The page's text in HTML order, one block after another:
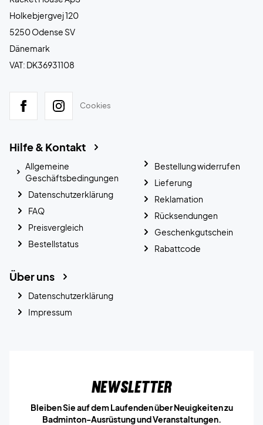
Holkebjergvej 120
5250 Odense SV
Dänemark
VAT: DK36931108
Cookies
Hilfe & Kontakt
Allgemeine
Geschäftsbedingungen
Datenschutzerklärung
FAQ
Preisvergleich
Bestellstatus
Bestellung widerrufen
Lieferung
Reklamation
Rücksendungen
Geschenkgutschein
Rabattcode
Über uns
Datenschutzerklärung
Impressum
Newsletter
Bleiben Sie auf dem Laufenden über Neuigkeiten zu
Badminton-Ausrüstung und Veranstaltungen.